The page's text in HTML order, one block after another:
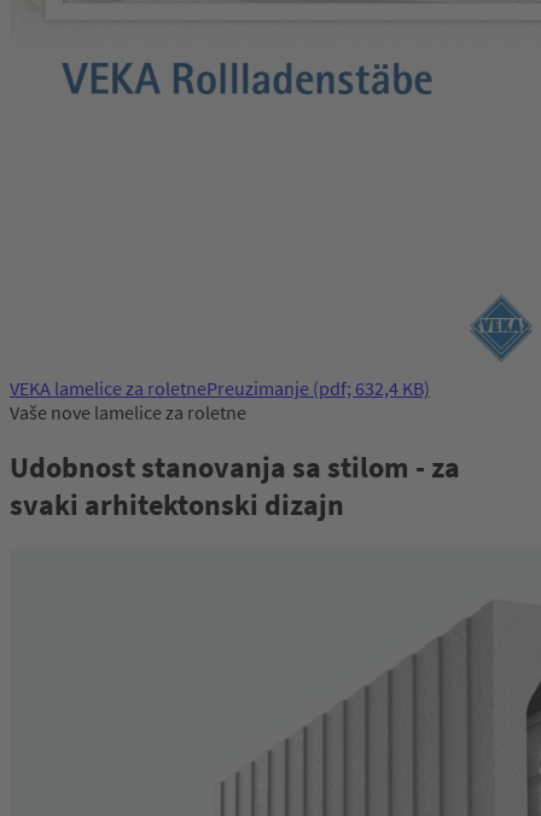
VEKA lamelice za roletnePreuzimanje (pdf; 632,4 KB)
Vaše nove lamelice za roletne
Udobnost stanovanja sa stilom - za
svaki arhitektonski dizajn